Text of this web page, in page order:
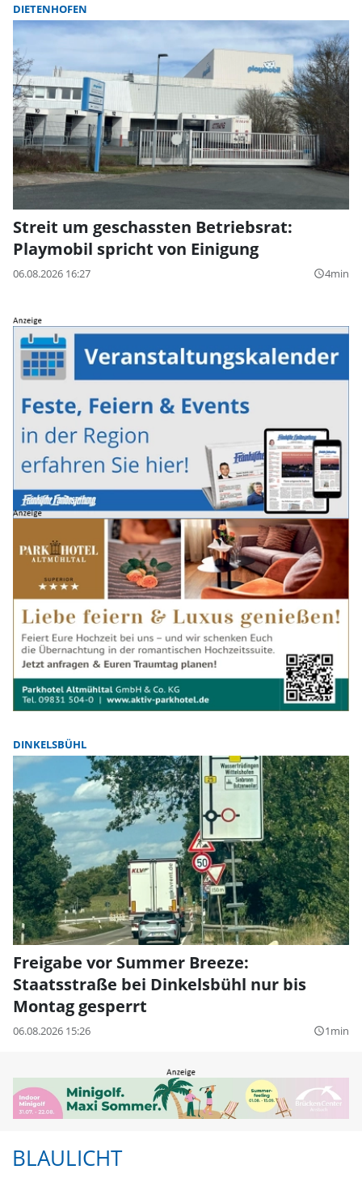
DIETENHOFEN
Streit um geschassten Betriebsrat:
Playmobil spricht von Einigung
06.08.2026 16:27 query_builder4min
DINKELSBÜHL
Freigabe vor Summer Breeze:
Staatsstraße bei Dinkelsbühl nur bis
Montag gesperrt
06.08.2026 15:26 query_builder1min
BLAULICHT